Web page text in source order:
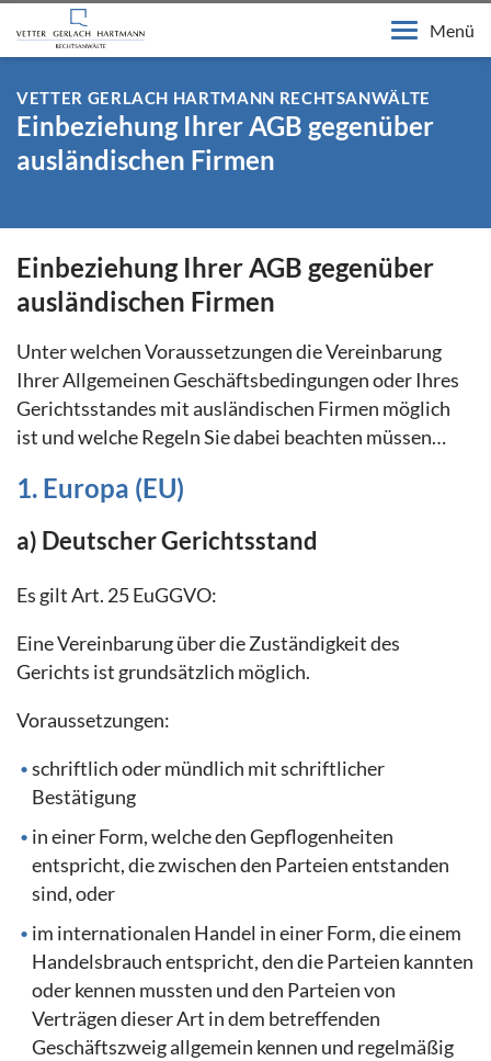
Menü
VETTER GERLACH HARTMANN RECHTSANWÄLTE
Einbeziehung Ihrer AGB gegenüber
ausländischen Firmen
Einbeziehung Ihrer AGB gegenüber
ausländischen Firmen
Unter welchen Voraussetzungen die Vereinbarung
Ihrer Allgemeinen Geschäftsbedingungen oder Ihres
Gerichtsstandes mit ausländischen Firmen möglich
ist und welche Regeln Sie dabei beachten müssen…
1. Europa (EU)
a) Deutscher Gerichtsstand
Es gilt Art. 25 EuGGVO:
Eine Vereinbarung über die Zuständigkeit des
Gerichts ist grundsätzlich möglich.
Voraussetzungen:
schriftlich oder mündlich mit schriftlicher
Bestätigung
in einer Form, welche den Gepflogenheiten
entspricht, die zwischen den Parteien entstanden
sind, oder
im internationalen Handel in einer Form, die einem
Handelsbrauch entspricht, den die Parteien kannten
oder kennen mussten und den Parteien von
Verträgen dieser Art in dem betreffenden
Geschäftszweig allgemein kennen und regelmäßig